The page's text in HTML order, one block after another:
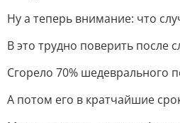
Ну а теперь внимание: что
В это трудно поверить после
Сгорело 70% шедеврального
А потом его в кратчайшие